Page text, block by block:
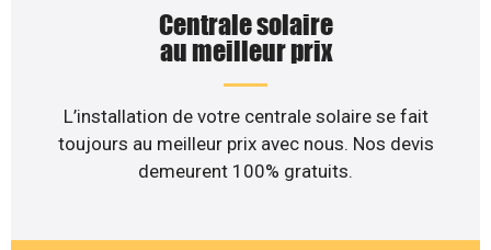
Centrale solaire
au meilleur prix
L’installation de votre centrale solaire se fait
toujours au meilleur prix avec nous. Nos devis
demeurent 100% gratuits.